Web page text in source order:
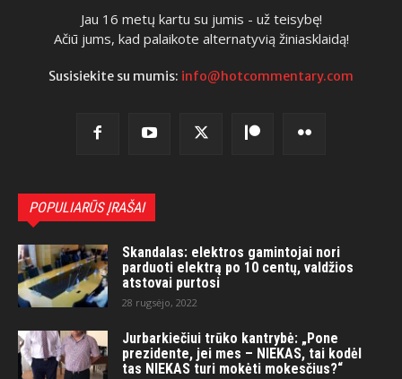
Jau 16 metų kartu su jumis - už teisybę!
Ačiū jums, kad palaikote alternatyvią žiniasklaidą!
Susisiekite su mumis: info@hotcommentary.com
POPULIARŪS ĮRAŠAI
Skandalas: elektros gamintojai nori
parduoti elektrą po 10 centų, valdžios
atstovai purtosi
28 rugsėjo, 2022
Jurbarkiečiui trūko kantrybė: „Pone
prezidente, jei mes – NIEKAS, tai kodėl
tas NIEKAS turi mokėti mokesčius?“